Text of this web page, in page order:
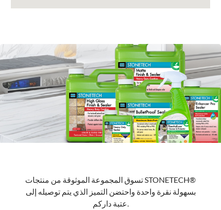
تسوق المجموعة الموثوقة من منتجات STONETECH®
بسهولة نقرة واحدة واحتضن التميز الذي يتم توصيله إلى
عتبة داركم.